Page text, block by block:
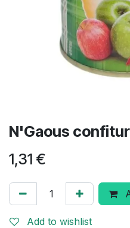
N'Gaous
1,31 €
Add to wishlist